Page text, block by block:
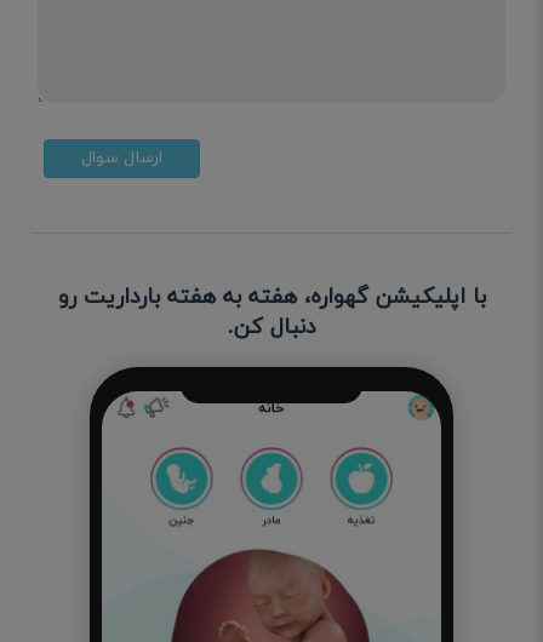
ارسال سوال
با اپلیکیشن گهواره، هفته به هفته بارداریت رو
دنبال کن.